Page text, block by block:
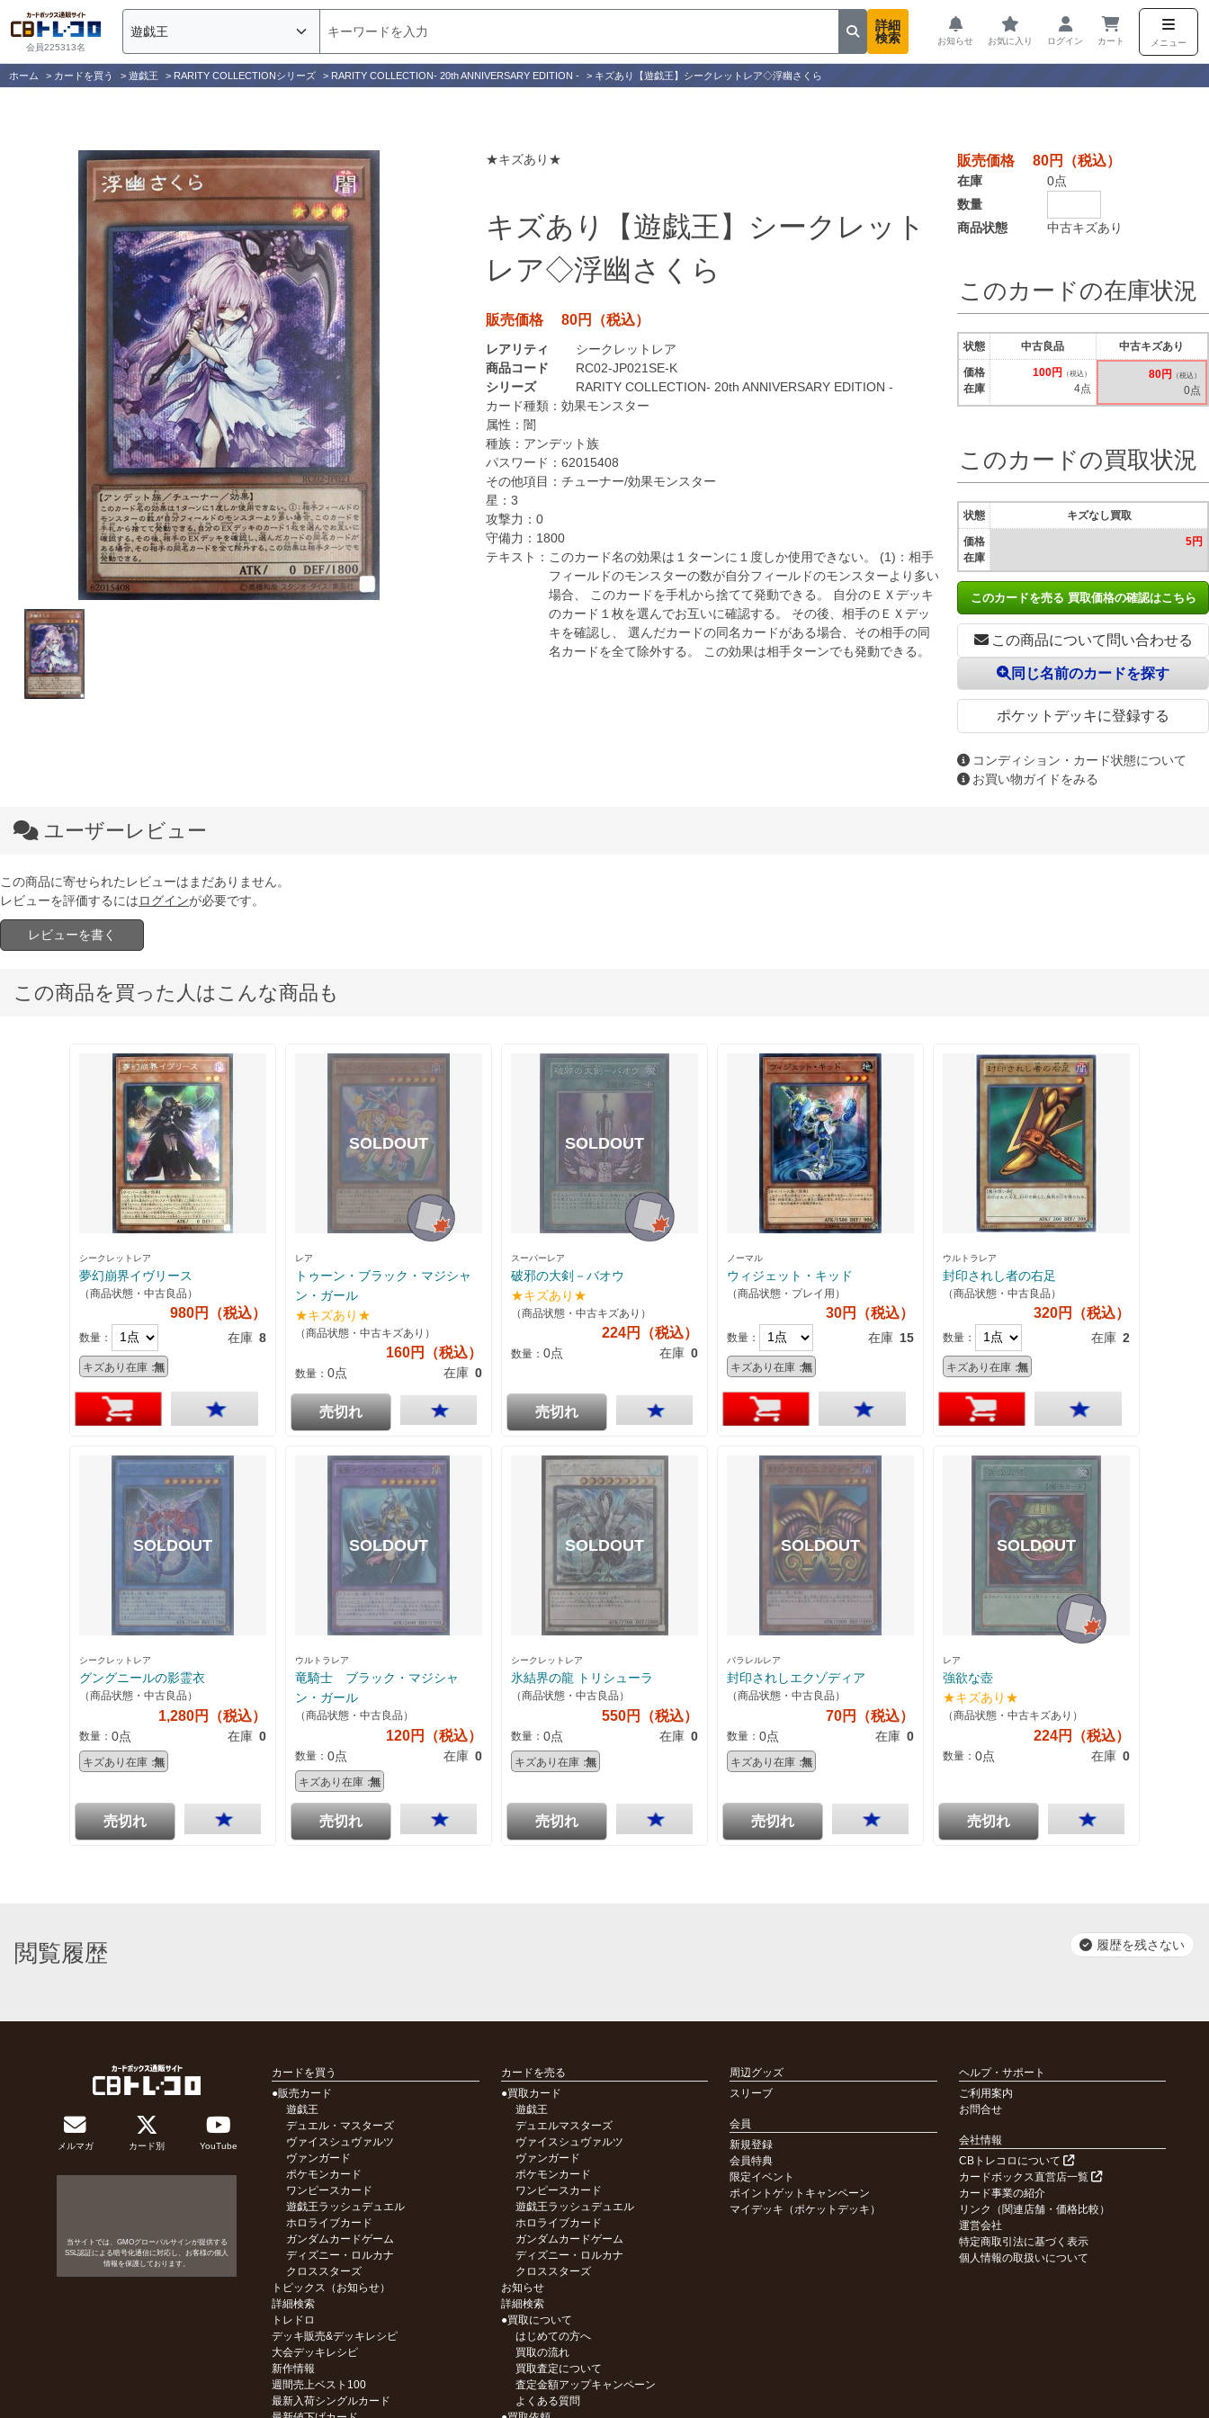
会員225313名
詳細
検索
お知らせ お気に入り ログイン カート メニュー
ホーム > カードを買う > 遊戯王 > RARITY COLLECTIONシリーズ > RARITY COLLECTION- 20th ANNIVERSARY EDITION - > キズあり【遊戯王】シークレットレア◇浮幽さくら
★キズあり★
キズあり【遊戯王】シークレット
レア◇浮幽さくら
販売価格 80円（税込）
レアリティ
シークレットレア
商品コード
RC02-JP021SE-K
シリーズ
RARITY COLLECTION- 20th ANNIVERSARY EDITION -
カード種類： 効果モンスター
属性： 闇
種族： アンデット族
パスワード： 62015408
その他項目： チューナー/効果モンスター
星： 3
攻撃力： 0
守備力： 1800
テキスト： このカード名の効果は１ターンに１度しか使用できない。 (1)：相手
フィールドのモンスターの数が自分フィールドのモンスターより多い
場合、 このカードを手札から捨てて発動できる。 自分のＥＸデッキ
のカード１枚を選んでお互いに確認する。 その後、相手のＥＸデッ
キを確認し、 選んだカードの同名カードがある場合、その相手の同
名カードを全て除外する。 この効果は相手ターンでも発動できる。
販売価格 80円（税込）
商品状態 中古キズあり
在庫
0点
数量
この商品について問い合わせる
ポケットデッキに登録する
同じ名前のカードを探す
コンディション・カード状態について
お買い物ガイドをみる
このカードの在庫状況
状態
価格
在庫
中古良品
100円 （税込）
4点
中古キズあり
80円 （税込）
0点
このカードの買取状況
状態
価格
在庫
キズなし買取
5円
このカードを売る 買取価格の確認はこちら
ユーザーレビュー
この商品に寄せられたレビューはまだありません。
レビューを評価するにはログインが必要です。
レビューを書く
この商品を買った人はこんな商品も
シークレットレア
夢幻崩界イヴリース
（商品状態・中古良品）
980円（税込）
数量： 在庫 8
キズあり在庫：無
レア
トゥーン・ブラック・マジシャ
ン・ガール
★キズあり★
（商品状態・中古キズあり）
160円（税込）
数量： 0点 在庫 0
売切れ
スーパーレア
破邪の大剣－バオウ
★キズあり★
（商品状態・中古キズあり）
224円（税込）
数量： 0点 在庫 0
売切れ
ノーマル
ウィジェット・キッド
（商品状態・プレイ用）
30円（税込）
数量： 在庫 15
キズあり在庫：無
ウルトラレア
封印されし者の右足
（商品状態・中古良品）
320円（税込）
数量： 在庫 2
キズあり在庫：無
シークレットレア
グングニールの影霊衣
（商品状態・中古良品）
1,280円（税込）
数量： 0点 在庫 0
キズあり在庫：無
売切れ
ウルトラレア
竜騎士 ブラック・マジシャ
ン・ガール
（商品状態・中古良品）
120円（税込）
数量： 0点 在庫 0
キズあり在庫：無
売切れ
シークレットレア
氷結界の龍 トリシューラ
（商品状態・中古良品）
550円（税込）
数量： 0点 在庫 0
キズあり在庫：無
売切れ
パラレルレア
封印されしエクゾディア
（商品状態・中古良品）
70円（税込）
数量： 0点 在庫 0
キズあり在庫：無
売切れ
レア
強欲な壺
★キズあり★
（商品状態・中古キズあり）
224円（税込）
数量： 0点 在庫 0
売切れ
閲覧履歴 履歴を残さない
メルマガ カード別 YouTube
当サイトでは、GMOグローバルサインが提供する
SSL認証による暗号化通信に対応し、お客様の個人
情報を保護しております。
カードを買う
●販売カード
遊戯王
デュエル・マスターズ
ヴァイスシュヴァルツ
ヴァンガード
ポケモンカード
ワンピースカード
遊戯王ラッシュデュエル
ホロライブカード
ガンダムカードゲーム
ディズニー・ロルカナ
クロススターズ
トピックス（お知らせ）
詳細検索
トレドロ
デッキ販売&デッキレシピ
大会デッキレシピ
新作情報
週間売上ベスト100
最新入荷シングルカード
カードを売る
●買取カード
遊戯王
デュエルマスターズ
ヴァイスシュヴァルツ
ヴァンガード
ポケモンカード
ワンピースカード
遊戯王ラッシュデュエル
ホロライブカード
ガンダムカードゲーム
ディズニー・ロルカナ
クロススターズ
お知らせ
詳細検索
●買取について
はじめての方へ
買取の流れ
買取査定について
査定金額アップキャンペーン
よくある質問
周辺グッズ
スリーブ
会員
新規登録
会員特典
限定イベント
ポイントゲットキャンペーン
マイデッキ（ポケットデッキ）
ヘルプ・サポート
ご利用案内
お問合せ
会社情報
CBトレコロについて
カードボックス直営店一覧
カード事業の紹介
リンク（関連店舗・価格比較）
運営会社
特定商取引法に基づく表示
個人情報の取扱いについて